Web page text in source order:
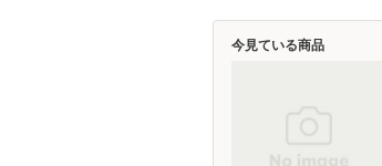
今見ている商品